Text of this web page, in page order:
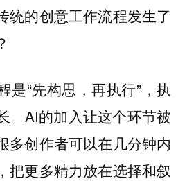
统的创意工作流程发生了
是“先构思，再执行”，执
。AI的加入让这个环节被
多创作者可以在几分钟内
把更多精力放在选择和叙